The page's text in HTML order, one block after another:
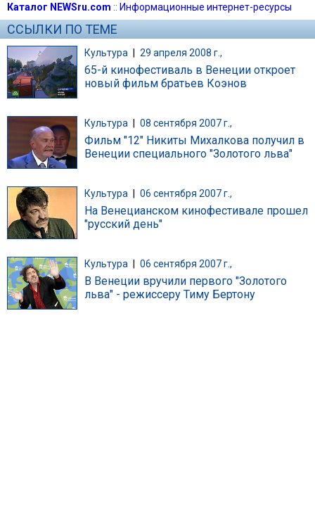
Каталог NEWSru.com :: Информационные интернет-ресурсы
ССЫЛКИ ПО ТЕМЕ
Культура | 29 апреля 2008 г.,
65-й кинофестиваль в Венеции откроет
новый фильм братьев Коэнов
Культура 08 сентября 2007 г.,
Фильм "12" Никиты Михалкова получил в
Венеции специального "Золотого льва"
Культура 06 сентября 2007 г.,
На Венецианском кинофестивале прошел
"русский день"
Культура 06 сентября 2007 г.,
В Венеции вручили первого "Золотого
льва" - режиссеру Тиму Бертону